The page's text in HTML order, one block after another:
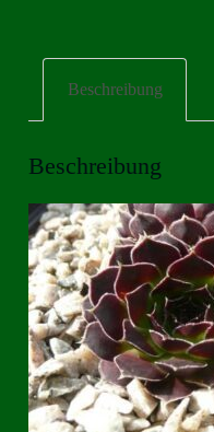
Beschreibung
Beschreibung